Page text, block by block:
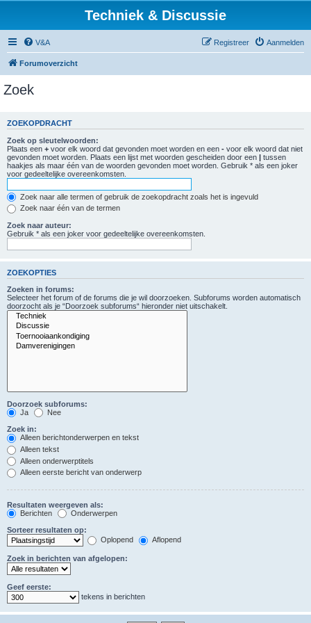
Techniek & Discussie
V&A Aanmelden
Registreer
Forumoverzicht
Zoek
ZOEKOPDRACHT
Zoek op sleutelwoorden:
Plaats een + voor elk woord dat gevonden moet worden en een - voor elk woord dat niet
gevonden moet worden. Plaats een lijst met woorden gescheiden door een | tussen
haakjes als maar één van de woorden gevonden moet worden. Gebruik * als een joker
voor gedeeltelijke overeenkomsten.
Zoek naar alle termen of gebruik de zoekopdracht zoals het is ingevuld
Zoek naar één van de termen
Zoek naar auteur:
Gebruik * als een joker voor gedeeltelijke overeenkomsten.
ZOEKOPTIES
Zoeken in forums:
Selecteer het forum of de forums die je wil doorzoeken. Subforums worden automatisch
doorzocht als je “Doorzoek subforums“ hieronder niet uitschakelt.
Doorzoek subforums:
Ja
Nee
Zoek in:
Alleen berichtonderwerpen en tekst
Alleen tekst
Alleen onderwerptitels
Alleen eerste bericht van onderwerp
Resultaten weergeven als:
Berichten
Onderwerpen
Sorteer resultaten op:
Oplopend
Aflopend
Zoek in berichten van afgelopen:
Geef eerste:
tekens in berichten